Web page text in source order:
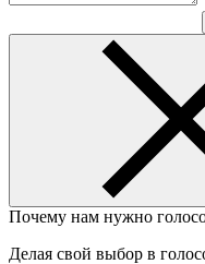
Почему нам нужно
Делая свой выбор в